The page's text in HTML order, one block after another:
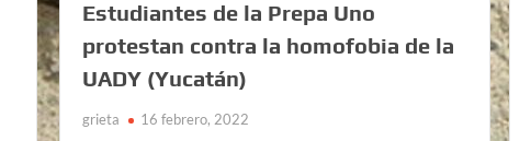
Estudiantes de la Prepa Uno
protestan contra la homofobia de la
UADY (Yucatán)
grieta 16 febrero, 2022